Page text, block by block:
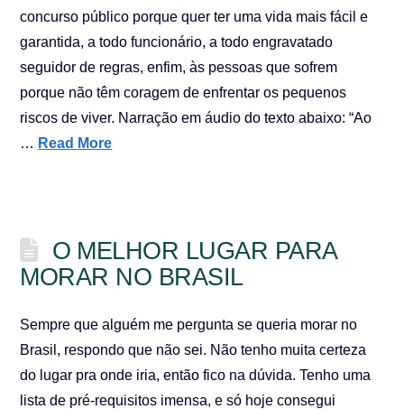
concurso público porque quer ter uma vida mais fácil e
garantida, a todo funcionário, a todo engravatado
seguidor de regras, enfim, às pessoas que sofrem
porque não têm coragem de enfrentar os pequenos
riscos de viver. Narração em áudio do texto abaixo: “Ao
… Read More
O MELHOR LUGAR PARA
MORAR NO BRASIL
Sempre que alguém me pergunta se queria morar no
Brasil, respondo que não sei. Não tenho muita certeza
do lugar pra onde iria, então fico na dúvida. Tenho uma
lista de pré-requisitos imensa, e só hoje consegui